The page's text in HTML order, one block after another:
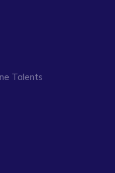
Talents